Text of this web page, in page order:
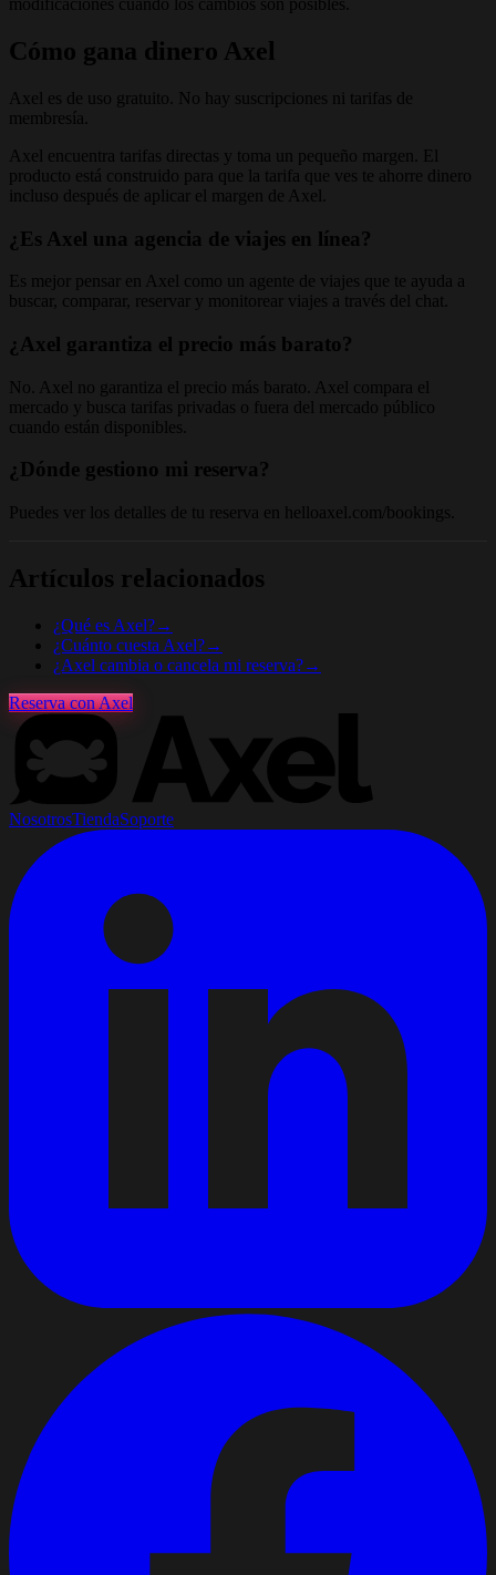
modificaciones cuando los cambios son posibles.
Cómo gana dinero Axel
Axel es de uso gratuito. No hay suscripciones ni tarifas de
membresía.
Axel encuentra tarifas directas y toma un pequeño margen. El
producto está construido para que la tarifa que ves te ahorre dinero
incluso después de aplicar el margen de Axel.
¿Es Axel una agencia de viajes en línea?
Es mejor pensar en Axel como un agente de viajes que te ayuda a
buscar, comparar, reservar y monitorear viajes a través del chat.
¿Axel garantiza el precio más barato?
No. Axel no garantiza el precio más barato. Axel compara el
mercado y busca tarifas privadas o fuera del mercado público
cuando están disponibles.
¿Dónde gestiono mi reserva?
Puedes ver los detalles de tu reserva en helloaxel.com/bookings.
Artículos relacionados
¿Qué es Axel?→
¿Cuánto cuesta Axel?→
¿Axel cambia o cancela mi reserva?→
Reserva con Axel
NosotrosTiendaSoporte